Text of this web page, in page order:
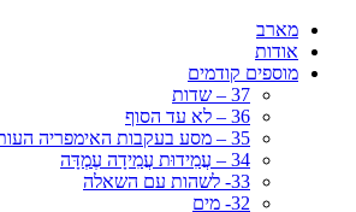
מארב
אודות
מוספים קודמים
37 – שדות
36 – לא עד הסוף
35 – מסע בעקבות האימפריה העות'מאנית
34 – עֲמִידוּת עֲמִידָה עֶמְדָּה
33- לשהות עם השאלה
32- מים